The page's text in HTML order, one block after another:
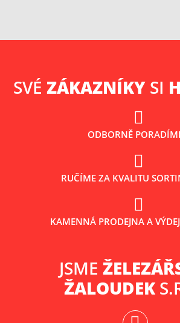
SVÉ ZÁKAZNÍKY SI
ODBORNĚ
RUČÍME ZA KVALITU
KAMENNÁ PRODEJNA A
JSME
ŽALOUDEK